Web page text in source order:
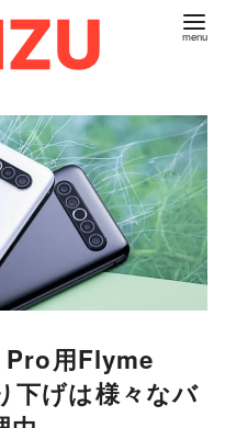
用Flyme
下げは様々なバ